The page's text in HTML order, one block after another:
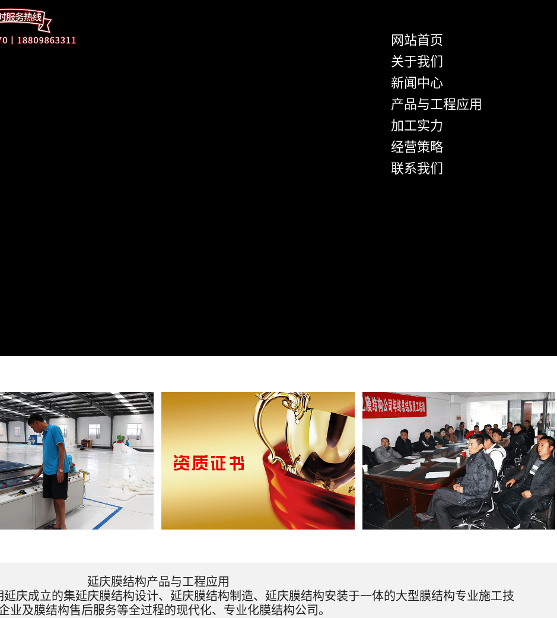
网站首页
关于我们
新闻中心
产品与工程应用
加工实力
经营策略
联系我们
延庆膜结构产品与工程应用
庆成立的集延庆膜结构设计、延庆膜结构制造、延庆膜结构安装于一体的大型膜结构专业施工技
业及膜结构售后服务等全过程的现代化、专业化膜结构公司。